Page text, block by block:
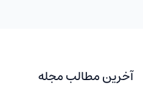
آخرین مطالب مجله